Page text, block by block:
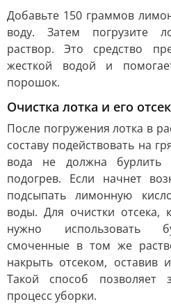
Добавьте 150 граммов
воду. Затем погрузите
раствор. Это средство
жесткой водой и
порошок.
Очистка лотка и его
После погружения лотка в
составу подействовать на
вода не должна бурлить
подогрев. Если начнет
подсыпать лимонную
воды. Для очистки отсека,
нужно использовать
смоченные в том же
накрыть отсеком, оставив
Такой способ позволяет
процесс уборки.